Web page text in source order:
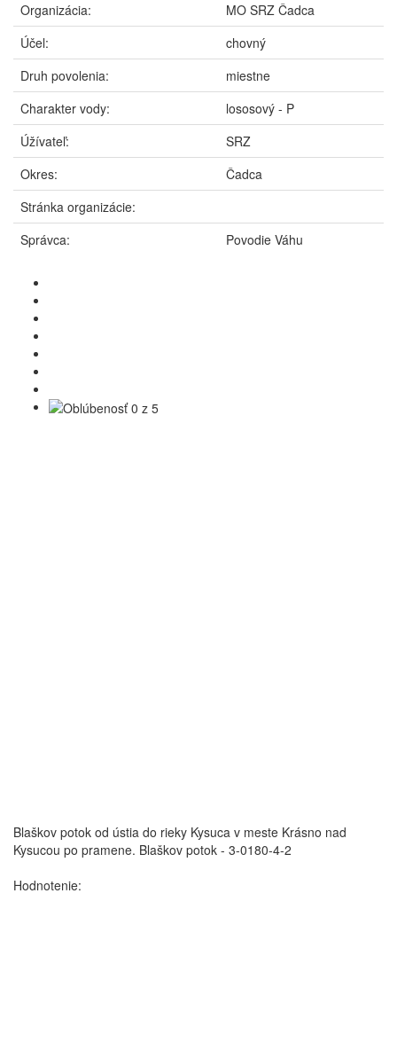
Organizácia:
MO SRZ Čadca
Účel:
chovný
Druh povolenia:
miestne
Charakter vody:
lososový - P
Úžívateľ:
SRZ
Okres:
Čadca
Stránka organizácie:
Správca:
Povodie Váhu
Blaškov potok od ústia do rieky Kysuca v meste Krásno nad
Kysucou po pramene. Blaškov potok - 3-0180-4-2
Hodnotenie: